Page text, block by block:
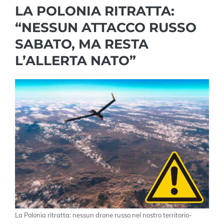
LA POLONIA RITRATTA:
“NESSUN ATTACCO RUSSO
SABATO, MA RESTA
L’ALLERTA NATO”
La Polonia ritratta: nessun drone russo nel nostro territorio-